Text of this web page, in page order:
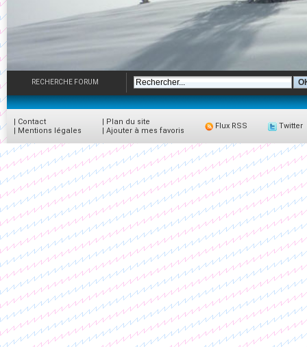
RECHERCHE FORUM
| Contact
| Mentions légales
| Plan du site
| Ajouter à mes favoris
Flux RSS Twitter